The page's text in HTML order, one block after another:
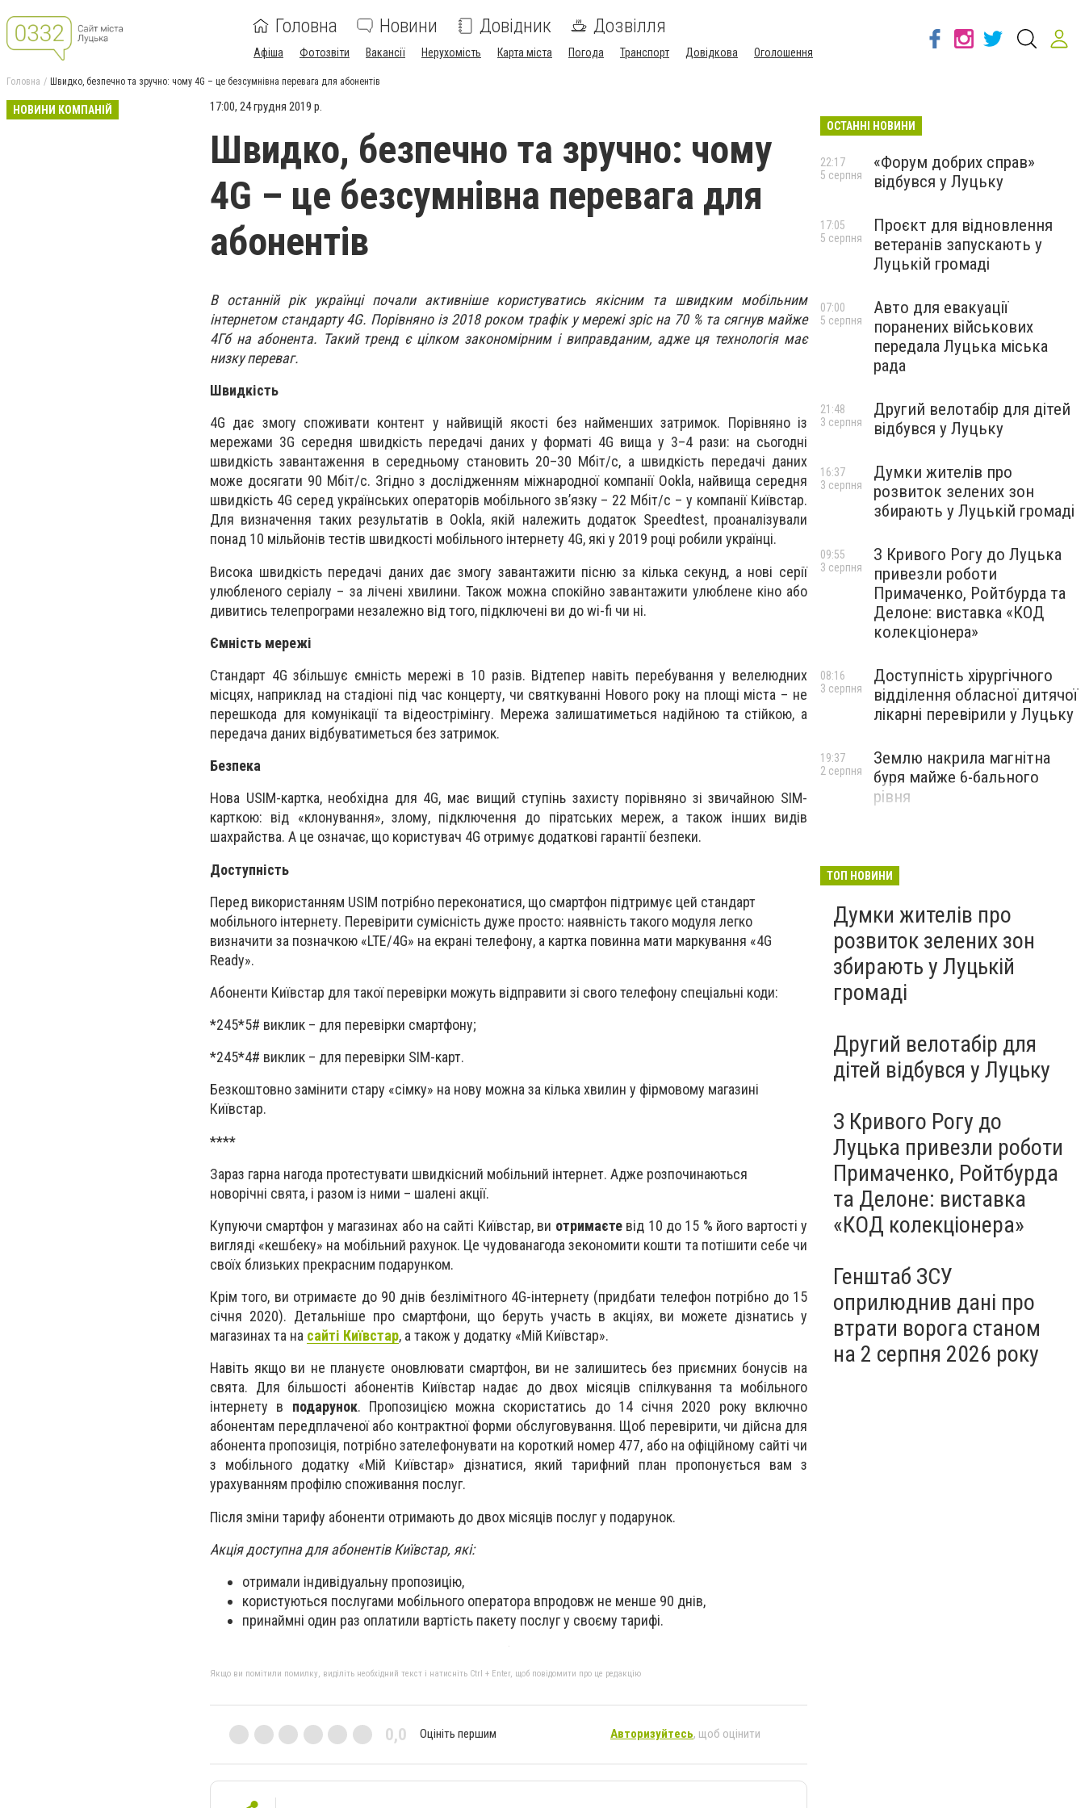
Головна Новини Довідник Дозвілля
Афіша Фотозвіти Вакансії Нерухомість Карта міста Погода Транспорт Довідкова Оголошення
Головна Швидко, безпечно та зручно: чому 4G – це безсумнівна перевага для абонентів
НОВИНИ КОМПАНІЙ 17:00, 24 грудня 2019 р.
Швидко, безпечно та зручно: чому
4G – це безсумнівна перевага для
абонентів
В останній рік українці почали активніше користуватись якісним та швидким мобільним
інтернетом стандарту 4G. Порівняно із 2018 роком трафік у мережі зріс на 70 % та сягнув майже
4Гб на абонента. Такий тренд є цілком закономірним і виправданим, адже ця технологія має
низку переваг.
Швидкість
4G дає змогу споживати контент у найвищій якості без найменших затримок. Порівняно із
мережами 3G середня швидкість передачі даних у форматі 4G вища у 3–4 рази: на сьогодні
швидкість завантаження в середньому становить 20–30 Мбіт/с, а швидкість передачі даних
може досягати 90 Мбіт/с. Згідно з дослідженням міжнародної компанії Ookla, найвища середня
швидкість 4G серед українських операторів мобільного зв’язку – 22 Мбіт/с – у компанії Київстар.
Для визначення таких результатів в Ookla, якій належить додаток Speedtest, проаналізували
понад 10 мільйонів тестів швидкості мобільного інтернету 4G, які у 2019 році робили українці.
Висока швидкість передачі даних дає змогу завантажити пісню за кілька секунд, а нові серії
улюбленого серіалу – за лічені хвилини. Також можна спокійно завантажити улюблене кіно або
дивитись телепрограми незалежно від того, підключені ви до wi-fi чи ні.
Ємність мережі
Стандарт 4G збільшує ємність мережі в 10 разів. Відтепер навіть перебування у велелюдних
місцях, наприклад на стадіоні під час концерту, чи святкуванні Нового року на площі міста – не
перешкода для комунікації та відеострімінгу. Мережа залишатиметься надійною та стійкою, а
передача даних відбуватиметься без затримок.
Безпека
Нова USIM-картка, необхідна для 4G, має вищий ступінь захисту порівняно зі звичайною SIM-
карткою: від «клонування», злому, підключення до піратських мереж, а також інших видів
шахрайства. А це означає, що користувач 4G отримує додаткові гарантії безпеки.
Доступність
Перед використанням USIM потрібно переконатися, що смартфон підтримує цей стандарт
мобільного інтернету. Перевірити сумісність дуже просто: наявність такого модуля легко
визначити за позначкою «LTE/4G» на екрані телефону, а картка повинна мати маркування «4G
Ready».
Абоненти Київстар для такої перевірки можуть відправити зі свого телефону спеціальні коди:
*245*5# виклик – для перевірки смартфону;
*245*4# виклик – для перевірки SIM-карт.
Безкоштовно замінити стару «сімку» на нову можна за кілька хвилин у фірмовому магазині
Київстар.
****
Зараз гарна нагода протестувати швидкісний мобільний інтернет. Адже розпочинаються
новорічні свята, і разом із ними – шалені акції.
Купуючи смартфон у магазинах або на сайті Київстар, ви отримаєтевід 10 до 15 % його вартості у
вигляді «кешбеку» на мобільний рахунок. Це чудованагода зекономити кошти та потішити себе чи
своїх близьких прекрасним подарунком.
Крім того, ви отримаєте до 90 днів безлімітного 4G-інтернету (придбати телефон потрібно до 15
січня 2020). Детальніше про смартфони, що беруть участь в акціях, ви можете дізнатись у
магазинах та на сайті Київстар, а також у додатку «Мій Київстар».
Навіть якщо ви не плануєте оновлювати смартфон, ви не залишитесь без приємних бонусів на
свята. Для більшості абонентів Київстар надає до двох місяців спілкування та мобільного
інтернету в подарунок. Пропозицією можна скористатись до 14 січня 2020 року включно
абонентам передплаченої або контрактної форми обслуговування. Щоб перевірити, чи дійсна для
абонента пропозиція, потрібно зателефонувати на короткий номер 477, або на офіційному сайті чи
з мобільного додатку «Мій Київстар» дізнатися, який тарифний план пропонується вам з
урахуванням профілю споживання послуг.
Після зміни тарифу абоненти отримають до двох місяців послуг у подарунок.
Акція доступна для абонентів Київстар, які:
отримали індивідуальну пропозицію,
користуються послугами мобільного оператора впродовж не менше 90 днів,
принаймні один раз оплатили вартість пакету послуг у своєму тарифі.
Якщо ви помітили помилку, виділіть необхідний текст і натисніть Ctrl + Enter, щоб повідомити про це редакцію
0,0 Оцініть першим Авторизуйтесь, щоб оцінити
ОСТАННІ НОВИНИ
«Форум добрих справ»
відбувся у Луцьку
22:17
5 серпня
Проєкт для відновлення
ветеранів запускають у
Луцькій громаді
17:05
5 серпня
Авто для евакуації
поранених військових
передала Луцька міська
рада
07:00
5 серпня
Другий велотабір для дітей
відбувся у Луцьку
21:48
3 серпня
Думки жителів про
розвиток зелених зон
збирають у Луцькій громаді
16:37
3 серпня
З Кривого Рогу до Луцька
привезли роботи
Примаченко, Ройтбурда та
Делоне: виставка «КОД
колекціонера»
09:55
3 серпня
Доступність хірургічного
відділення обласної дитячої
лікарні перевірили у Луцьку
08:16
3 серпня
Землю накрила магнітна
буря майже 6-бального
рівня
19:37
2 серпня
ТОП НОВИНИ
Думки жителів про
розвиток зелених зон
збирають у Луцькій
громаді
Другий велотабір для
дітей відбувся у Луцьку
З Кривого Рогу до
Луцька привезли роботи
Примаченко, Ройтбурда
та Делоне: виставка
«КОД колекціонера»
Генштаб ЗСУ
оприлюднив дані про
втрати ворога станом
на 2 серпня 2026 року